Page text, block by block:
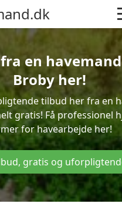
en
Broby her!
tilbud her fra en
gratis! Få professionel
for havearbejde her!
gratis og